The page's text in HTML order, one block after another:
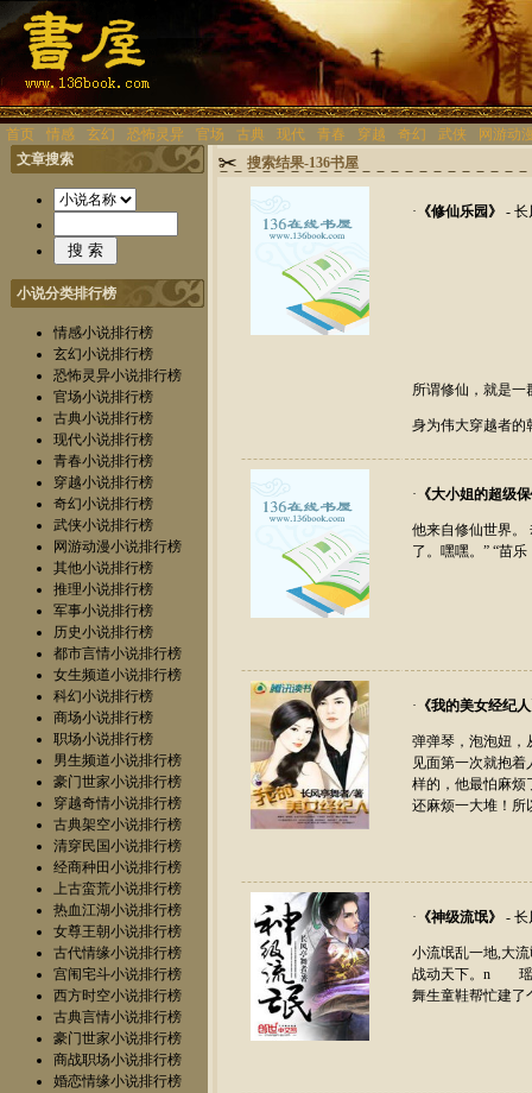
首页 情感 玄幻 恐怖灵异 官场 古典 现代 青春 穿越 奇幻 武侠
网游动
文章搜索
小说分类排行榜
情感小说排行榜
玄幻小说排行榜
恐怖灵异小说排行榜
官场小说排行榜
古典小说排行榜
现代小说排行榜
青春小说排行榜
穿越小说排行榜
奇幻小说排行榜
武侠小说排行榜
网游动漫小说排行榜
其他小说排行榜
推理小说排行榜
军事小说排行榜
历史小说排行榜
都市言情小说排行榜
女生频道小说排行榜
科幻小说排行榜
商场小说排行榜
职场小说排行榜
男生频道小说排行榜
豪门世家小说排行榜
穿越奇情小说排行榜
古典架空小说排行榜
清穿民国小说排行榜
经商种田小说排行榜
上古蛮荒小说排行榜
热血江湖小说排行榜
女尊王朝小说排行榜
古代情缘小说排行榜
宫闱宅斗小说排行榜
西方时空小说排行榜
古典言情小说排行榜
豪门世家小说排行榜
商战职场小说排行榜
婚恋情缘小说排行榜
搜索结果-136书屋
· 《修仙乐园 》 - 长
所谓修仙，就是一
身为伟大穿越者的
· 《大小姐的超级
他来自修仙世界。
了。嘿嘿。” “苗
· 《我的美女经纪人
弹弹琴，泡泡妞，
见面第一次就抱
样的，他最怕麻烦
还麻烦一大堆！
· 《神级流氓》 - 长
小流氓乱一地,大
战动天下。n 瑶
舞生童鞋帮忙建了